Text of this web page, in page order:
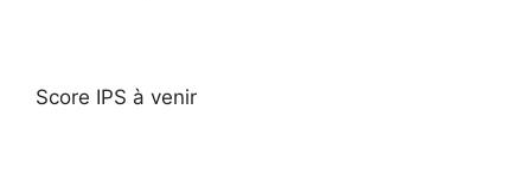
Score IPS à venir